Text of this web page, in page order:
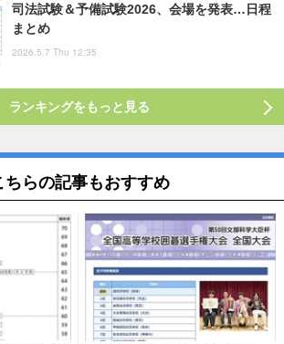
司法試験＆予備試験2026、会場を発表…日程
まとめ
2026.5.7 Thu 12:35
ランキングをもっと見る
ちらの記事もおすすめ